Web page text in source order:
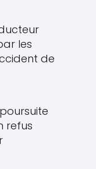
les
de
refus